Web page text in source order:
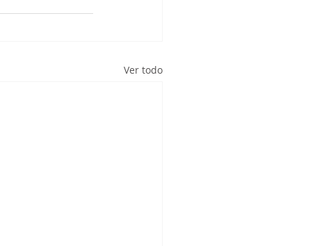
Ver todo